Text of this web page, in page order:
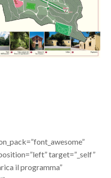
target=”_self”
il programma”